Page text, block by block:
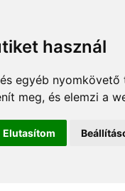
használ
egyéb
meg, és elemzi a
Elutasítom